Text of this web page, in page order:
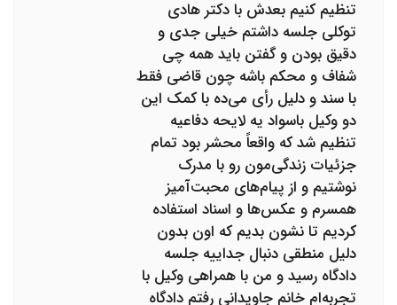
تنظیم کنیم بعدش با دکتر هادی
توکلی جلسه داشتم خیلی جدی و
دقیق بودن و گفتن باید همه چی
شفاف و محکم باشه چون قاضی فقط
با سند و دلیل رأی می‌ده با کمک این
دو وکیل باسواد یه لایحه دفاعیه
تنظیم شد که واقعاً محشر بود تمام
جزئیات زندگی‌مون رو با مدرک
نوشتیم و از پیام‌های محبت‌آمیز
همسرم و عکس‌ها و اسناد استفاده
کردیم تا نشون بدیم که اون بدون
دلیل منطقی دنبال جداییه جلسه
دادگاه رسید و من با همراهی وکیل با
تجربه‌ام خانم جاویدانی رفتم دادگاه